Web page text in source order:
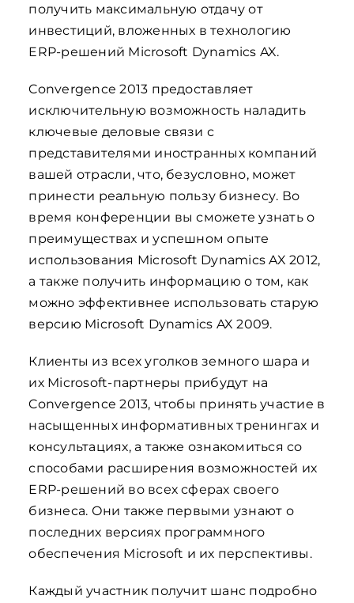
получить максимальную отдачу от
инвестиций, вложенных в технологию
ERP-решений Microsoft Dynamics AX.
Convergence 2013 предоставляет
исключительную возможность наладить
ключевые деловые связи с
представителями иностранных компаний
вашей отрасли, что, безусловно, может
принести реальную пользу бизнесу. Во
время конференции вы сможете узнать о
преимуществах и успешном опыте
использования Microsoft Dynamics AX 2012,
а также получить информацию о том, как
можно эффективнее использовать старую
версию Microsoft Dynamics AX 2009.
Клиенты из всех уголков земного шара и
их Microsoft-партнеры прибудут на
Convergence 2013, чтобы принять участие в
насыщенных информативных тренингах и
консультациях, а также ознакомиться со
способами расширения возможностей их
ERP-решений во всех сферах своего
бизнеса. Они также первыми узнают о
последних версиях программного
обеспечения Microsoft и их перспективы.
Каждый участник получит шанс подробно